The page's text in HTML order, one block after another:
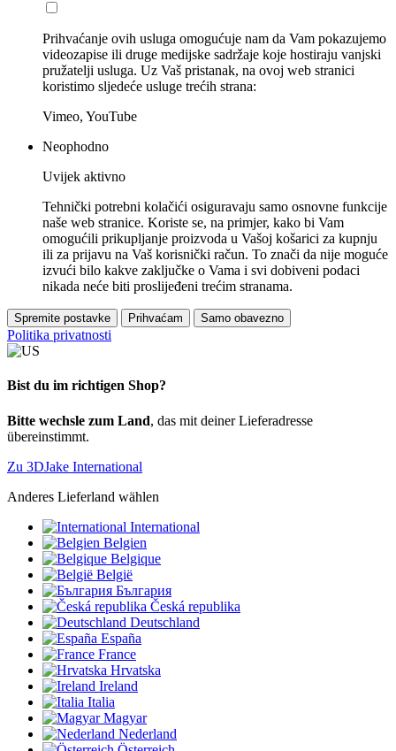
Prihvaćanje ovih usluga omogućuje nam da Vam pokazujemo
videozapise ili druge medijske sadržaje koje hostiraju vanjski
pružatelji usluga. Uz Vaš pristanak, na ovoj web stranici
koristimo sljedeće usluge trećih strana:
Vimeo, YouTube
Neophodno
Uvijek aktivno
Tehnički potrebni kolačići osiguravaju samo osnovne funkcije
naše web stranice. Koriste se, na primjer, kako bi Vam
omogućili prikupljanje proizvoda u Vašoj košarici za kupnju
ili za prijavu na Vaš korisnički račun. To znači da nije moguće
izvući bilo kakve zaključke o Vama i svi dobiveni podaci
nikada neće biti proslijeđeni trećim stranama.
Spremite postavke Prihvaćam Samo obavezno
Politika privatnosti
Bist du im richtigen Shop?
Bitte wechsle zum Land, das mit deiner Lieferadresse
übereinstimmt.
Zu 3DJake International
Anderes Lieferland wählen
International
Belgien
Belgique
België
България
Česká republika
Deutschland
España
France
Hrvatska
Ireland
Italia
Magyar
Nederland